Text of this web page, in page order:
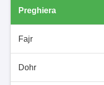
Preghiera
Fajr
Dohr